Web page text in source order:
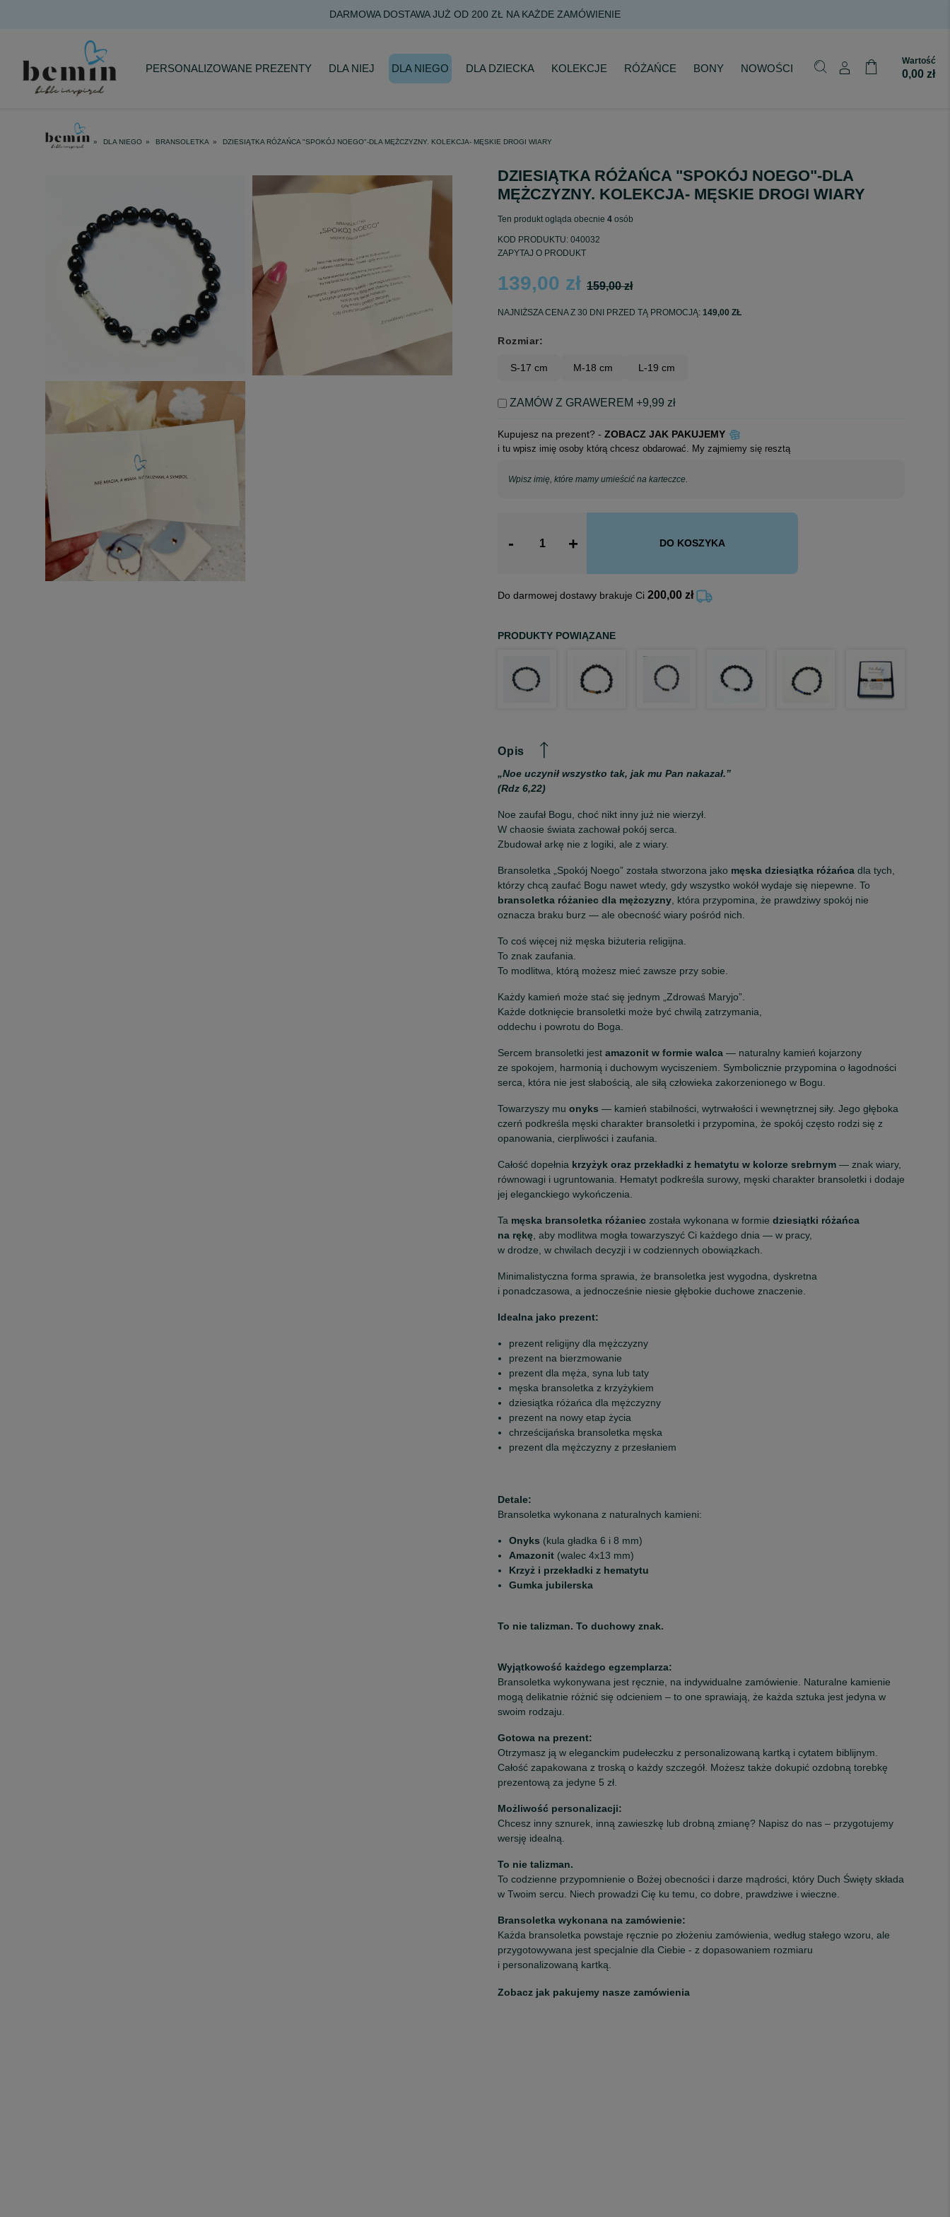
DARMOWA DOSTAWA JUŻ OD 200 ZŁ NA KAŻDE ZAMÓWIENIE
PERSONALIZOWANE PREZENTY DLA NIEJ DLA NIEGO DLA DZIECKA KOLEKCJE RÓŻAŃCE BONY NOWOŚCI
Wartość
0,00 zł
DLA NIEGO BRANSOLETKA DZIESIĄTKA RÓŻAŃCA "SPOKÓJ NOEGO"-DLA MĘŻCZYZNY. KOLEKCJA- MĘSKIE DROGI WIARY
DZIESIĄTKA RÓŻAŃCA "SPOKÓJ NOEGO"-DLA
MĘŻCZYZNY. KOLEKCJA- MĘSKIE DROGI WIARY
Ten produkt ogląda obecnie 4 osób
KOD PRODUKTU: 040032
ZAPYTAJ O PRODUKT
139,00 zł 159,00 zł
NAJNIŻSZA CENA Z 30 DNI PRZED TĄ PROMOCJĄ: 149,00 ZŁ
Rozmiar:
S-17 cm M-18 cm L-19 cm
ZAMÓW Z GRAWEREM +9,99 zł
Kupujesz na prezent? - ZOBACZ JAK PAKUJEMY
i tu wpisz imię osoby którą chcesz obdarować. My zajmiemy się resztą
- + DO KOSZYKA
Do darmowej dostawy brakuje Ci 200,00 zł
PRODUKTY POWIĄZANE
Opis
„Noe uczynił wszystko tak, jak mu Pan nakazał.”
(Rdz 6,22)
Noe zaufał Bogu, choć nikt inny już nie wierzył.
W chaosie świata zachował pokój serca.
Zbudował arkę nie z logiki, ale z wiary.
Bransoletka „Spokój Noego” została stworzona jako męska dziesiątka różańca dla tych,
którzy chcą zaufać Bogu nawet wtedy, gdy wszystko wokół wydaje się niepewne. To
bransoletka różaniec dla mężczyzny , która przypomina, że prawdziwy spokój nie
oznacza braku burz — ale obecność wiary pośród nich.
To coś więcej niż męska biżuteria religijna.
To znak zaufania.
To modlitwa, którą możesz mieć zawsze przy sobie.
Każdy kamień może stać się jednym „Zdrowaś Maryjo”.
Każde dotknięcie bransoletki może być chwilą zatrzymania,
oddechu i powrotu do Boga.
Sercem bransoletki jest amazonit w formie walca — naturalny kamień kojarzony
ze spokojem, harmonią i duchowym wyciszeniem. Symbolicznie przypomina o łagodności
serca, która nie jest słabością, ale siłą człowieka zakorzenionego w Bogu.
Towarzyszy mu onyks — kamień stabilności, wytrwałości i wewnętrznej siły. Jego głęboka
czerń podkreśla męski charakter bransoletki i przypomina, że spokój często rodzi się z
opanowania, cierpliwości i zaufania.
Całość dopełnia krzyżyk oraz przekładki z hematytu w kolorze srebrnym — znak wiary,
równowagi i ugruntowania. Hematyt podkreśla surowy, męski charakter bransoletki i dodaje
jej eleganckiego wykończenia.
Ta męska bransoletka różaniec została wykonana w formie dziesiątki różańca
na rękę , aby modlitwa mogła towarzyszyć Ci każdego dnia — w pracy,
w drodze, w chwilach decyzji i w codziennych obowiązkach.
Minimalistyczna forma sprawia, że bransoletka jest wygodna, dyskretna
i ponadczasowa, a jednocześnie niesie głębokie duchowe znaczenie.
Idealna jako prezent:
prezent religijny dla mężczyzny
prezent na bierzmowanie
prezent dla męża, syna lub taty
męska bransoletka z krzyżykiem
dziesiątka różańca dla mężczyzny
prezent na nowy etap życia
chrześcijańska bransoletka męska
prezent dla mężczyzny z przesłaniem
Detale:
Bransoletka wykonana z naturalnych kamieni:
Onyks (kula gładka 6 i 8 mm)
Amazonit (walec 4x13 mm)
Krzyż i przekładki z hematytu
Gumka jubilerska
To nie talizman. To duchowy znak.
Wyjątkowość każdego egzemplarza:
Bransoletka wykonywana jest ręcznie, na indywidualne zamówienie. Naturalne kamienie
mogą delikatnie różnić się odcieniem – to one sprawiają, że każda sztuka jest jedyna w
swoim rodzaju.
Gotowa na prezent:
Otrzymasz ją w eleganckim pudełeczku z personalizowaną kartką i cytatem biblijnym.
Całość zapakowana z troską o każdy szczegół. Możesz także dokupić ozdobną torebkę
prezentową za jedyne 5 zł.
Możliwość personalizacji:
Chcesz inny sznurek, inną zawieszkę lub drobną zmianę? Napisz do nas – przygotujemy
wersję idealną.
To nie talizman.
To codzienne przypomnienie o Bożej obecności i darze mądrości, który Duch Święty składa
w Twoim sercu. Niech prowadzi Cię ku temu, co dobre, prawdziwe i wieczne.
Bransoletka wykonana na zamówienie:
Każda bransoletka powstaje ręcznie po złożeniu zamówienia, według stałego wzoru, ale
przygotowywana jest specjalnie dla Ciebie - z dopasowaniem rozmiaru
i personalizowaną kartką.
Zobacz jak pakujemy nasze zamówienia